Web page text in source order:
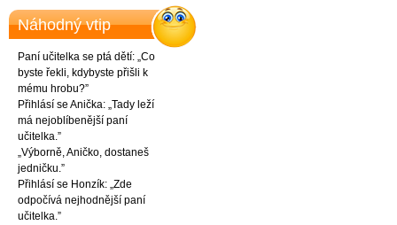
Náhodný vtip
Paní učitelka se ptá dětí: „Co
byste řekli, kdybyste přišli k
mému hrobu?”
Přihlásí se Anička: „Tady leží
má nejoblíbenější paní
učitelka.”
„Výborně, Aničko, dostaneš
jedničku.”
Přihlásí se Honzík: „Zde
odpočívá nejhodnější paní
učitelka.”